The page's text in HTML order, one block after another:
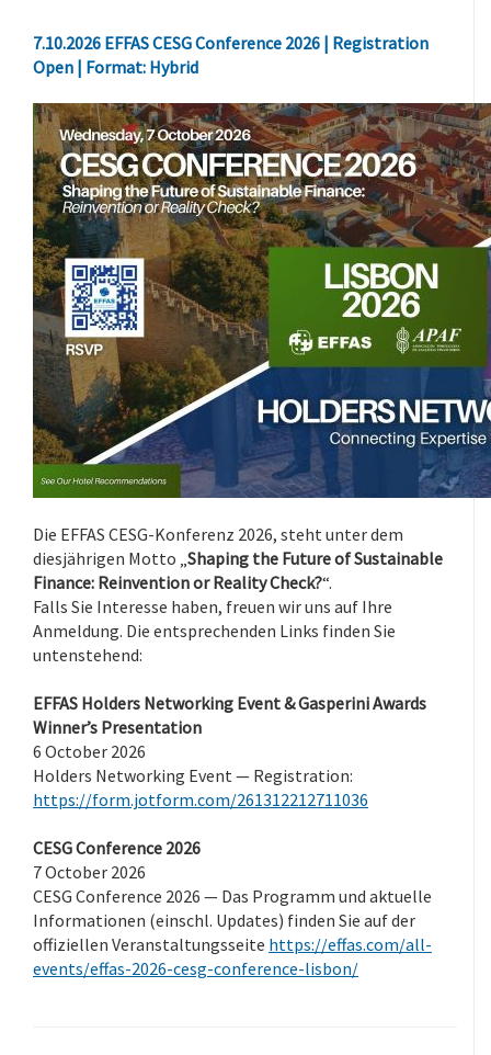
7.10.2026 EFFAS CESG Conference 2026 | Registration
Open | Format: Hybrid
Die EFFAS CESG-Konferenz 2026, steht unter dem
diesjährigen Motto „Shaping the Future of Sustainable
Finance: Reinvention or Reality Check?“.
Falls Sie Interesse haben, freuen wir uns auf Ihre
Anmeldung. Die entsprechenden Links finden Sie
untenstehend:
EFFAS Holders Networking Event & Gasperini Awards
Winner’s Presentation
6 October 2026
Holders Networking Event — Registration:
https://form.jotform.com/261312212711036
CESG Conference 2026
7 October 2026
CESG Conference 2026 — Das Programm und aktuelle
Informationen (einschl. Updates) finden Sie auf der
offiziellen Veranstaltungsseite https://effas.com/all-
events/effas-2026-cesg-conference-lisbon/